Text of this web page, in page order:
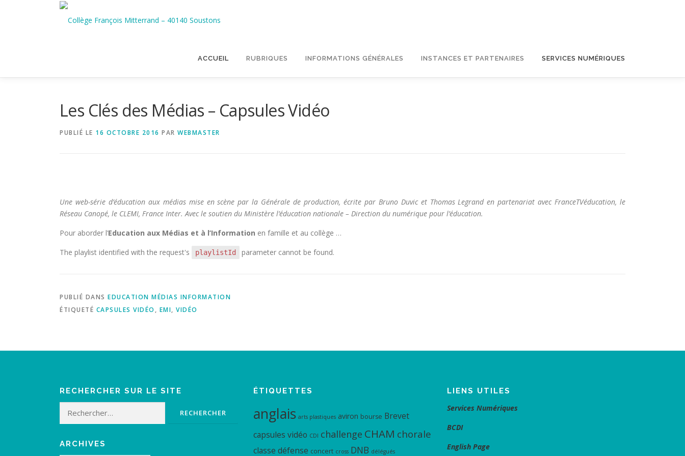
ACCUEIL RUBRIQUES INFORMATIONS GÉNÉRALES INSTANCES ET PARTENAIRES SERVICES NUMÉRIQUES
Les Clés des Médias – Capsules Vidéo
PUBLIÉ LE 16 OCTOBRE 2016 PAR WEBMASTER
Une web-série d’éducation aux médias mise en scène par la Générale de production, écrite par Bruno Duvic et Thomas Legrand en partenariat avec FranceTVéducation, le
Réseau Canopé, le CLEMI, France Inter. Avec le soutien du Ministère l’éducation nationale – Direction du numérique pour l’éducation.
Pour aborder l’Education aux Médias et à l’Information en famille et au collège …
The playlist identified with the request's
playlistId parameter cannot be found.
PUBLIÉ DANS EDUCATION MÉDIAS INFORMATION
ÉTIQUETÉ CAPSULES VIDÉO , EMI, VIDÉO
RECHERCHER SUR LE SITE
ARCHIVES
ÉTIQUETTES
anglais arts plastiques aviron bourse Brevet
capsules vidéo CDI challenge CHAM chorale
classe défense concert cross DNB délégués
LIENS UTILES
Services Numériques
BCDI
English Page